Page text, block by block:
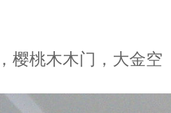
樱桃木木门，大金空